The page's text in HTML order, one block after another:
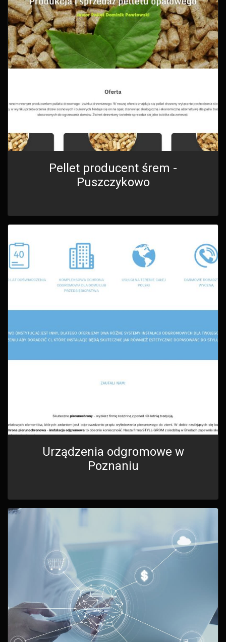
Pellet producent śrem -
Puszczykowo
Urządzenia odgromowe w
Poznaniu